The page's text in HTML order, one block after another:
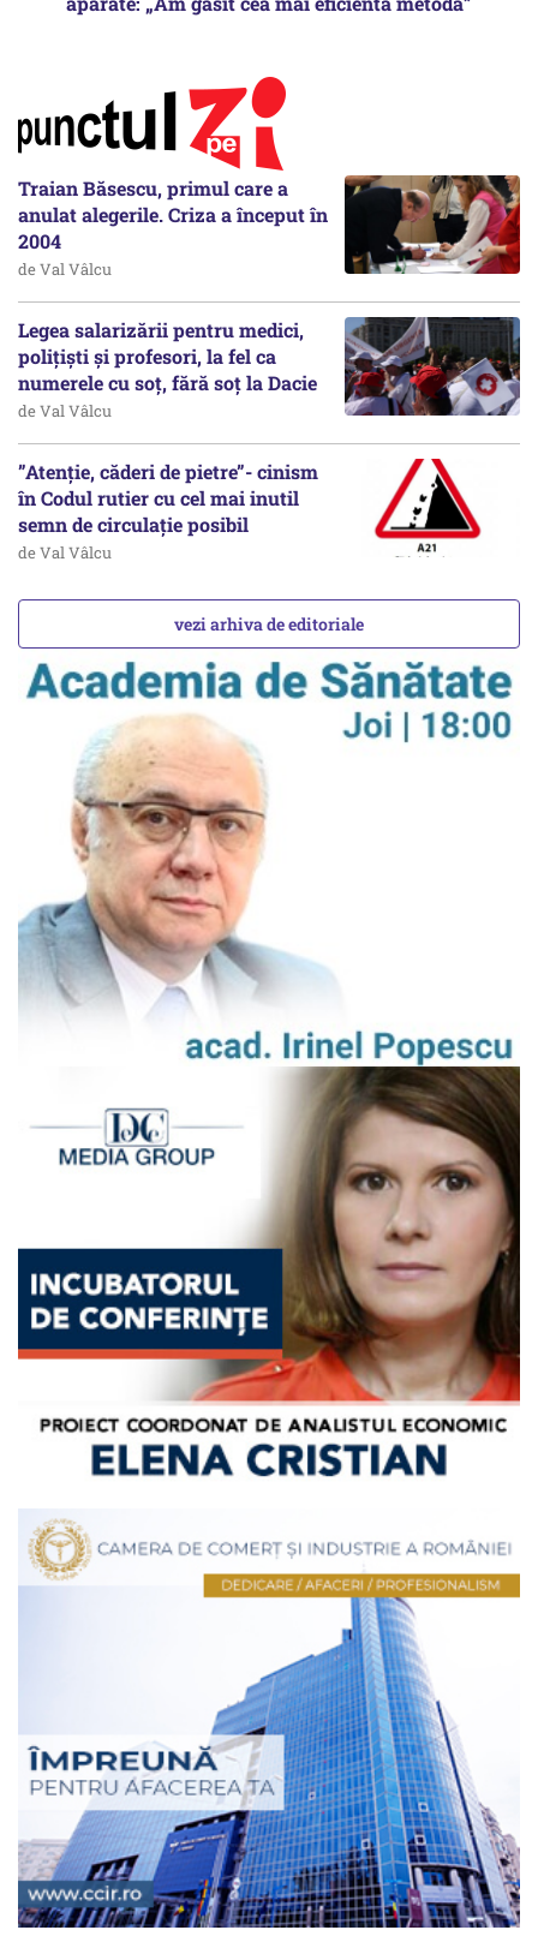
Traian Băsescu, primul care a
anulat alegerile. Criza a început în
2004
de Val Vâlcu
Legea salarizării pentru medici,
polițiști și profesori, la fel ca
numerele cu soț, fără soț la Dacie
de Val Vâlcu
”Atenție, căderi de pietre”- cinism
în Codul rutier cu cel mai inutil
semn de circulație posibil
de Val Vâlcu
vezi arhiva de editoriale